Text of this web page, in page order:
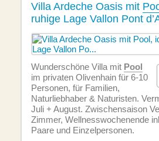
Villa Ardeche Oasis mit
ruhige Lage Vallon Pont
Wunderschöne Villa mit Pool
im privaten Olivenhain für 6-10
Personen, für Familien,
Naturliebhaber & Naturisten.
Juli + August. Zwischensaison
Zimmer, Wellnesswochenende
Paare und Einzelpersonen.